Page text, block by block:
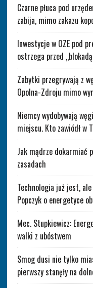
Czarne płuca pod
zabija, mimo zakazu
Inwestycje w OZE pod
ostrzega przed
Zabytki przegrywają z
Opolna-Zdroju mimo
Niemcy wydobywają
miejscu. Kto zawiódł w
Jak mądrze dokarmiać
zasadach
Technologia już jest,
Popczyk o energetyce
Mec. Stupkiewicz:
walki z ubóstwem
Smog dusi nie tylko
pierwszy stanęły na